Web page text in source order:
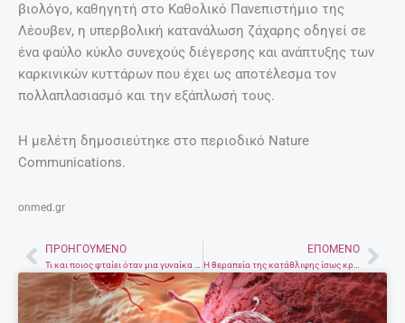
βιολόγο, καθηγητή στο Καθολικό Πανεπιστήμιο της
Λέουβεν, η υπερβολική κατανάλωση ζάχαρης οδηγεί σε
ένα φαύλο κύκλο συνεχούς διέγερσης και ανάπτυξης των
καρκινικών κυττάρων που έχει ως αποτέλεσμα τον
πολλαπλασιασμό και την εξάπλωσή τους.
Η μελέτη δημοσιεύτηκε στο περιοδικό Nature
Communications.
onmed.gr
PrevΠΡΟΗΓΟΎΜΕΝΟ ΕΠΌΜΕΝΟ
Η θεραπεία της κατάθλιψης ίσως κρύβεται σε ένα μανιτάρι